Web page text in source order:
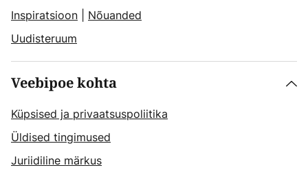
Inspiratsioon
Nõuanded
Uudisteruum
Veebipoe kohta
Küpsised ja privaatsuspoliitika
Üldised tingimused
Juriidiline märkus